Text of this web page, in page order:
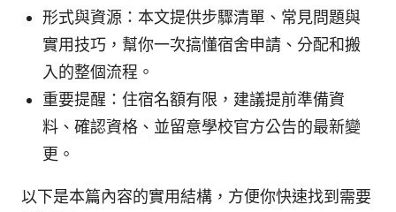
形式與資源：本文提供步驟清單、常見問題與
實用技巧，幫你一次搞懂宿舍申請、分配和搬
入的整個流程。
重要提醒：住宿名額有限，建議提前準備資
料、確認資格、並留意學校官方公告的最新變
更。
以下是本篇內容的實用結構，方便你快速找到需要